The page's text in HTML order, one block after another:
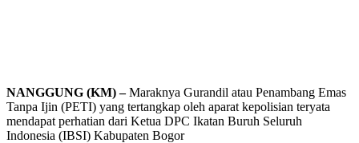
NANGGUNG (KM) –Maraknya Gurandil atau Penambang Emas
Tanpa Ijin (PETI) yang tertangkap oleh aparat kepolisian teryata
mendapat perhatian dari Ketua DPC Ikatan Buruh Seluruh
Indonesia (IBSI) Kabupaten Bogor